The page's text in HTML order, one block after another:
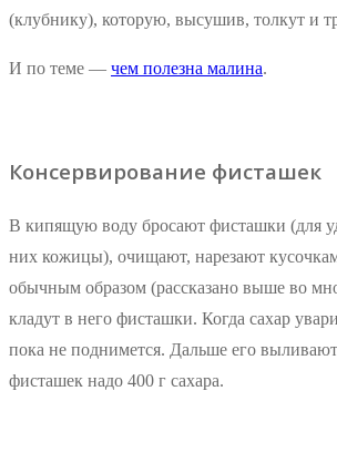
(клубнику), которую, высушив, толкут и
И по теме — чем полезна малина.
Консервирование фисташек
В кипящую воду бросают фисташки (для
них кожицы), очищают, нарезают
обычным образом (рассказано выше во
кладут в него фисташки. Когда сахар
пока не поднимется. Дальше его
фисташек надо 400 г сахара.